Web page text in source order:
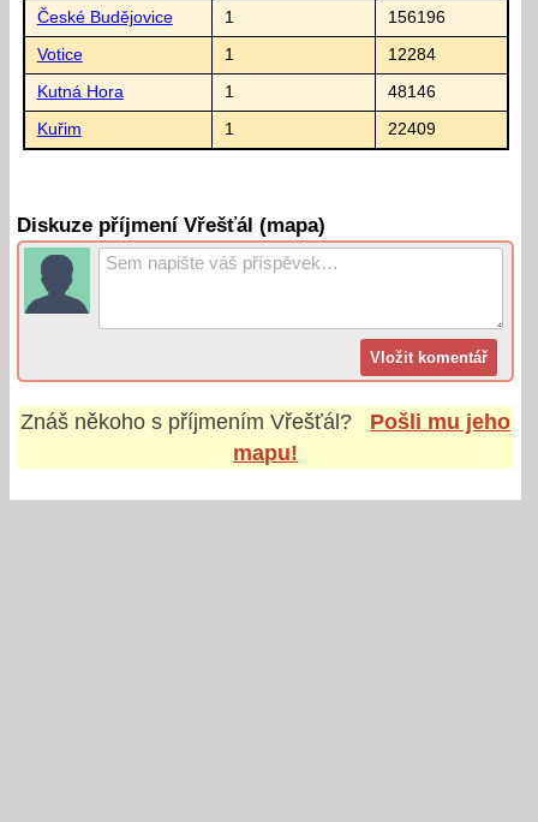
České Budějovice 1 156196
Votice 1 12284
Kutná Hora 1 48146
Kuřim 1 22409
Diskuze příjmení Vřešťál (mapa)
Znáš někoho s příjmenímVřešťál?
Pošli mu jeho
mapu!